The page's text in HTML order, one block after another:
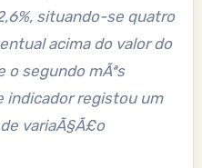
situando-se quatro
acima do valor do
o segundo mÃªs
indicador registou um
variaÃ§Ã£o